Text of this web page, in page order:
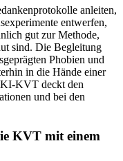
anleiten,
entwerfen,
gut zur Methode,
sind. Die Begleitung
Phobien und
in die Hände einer
KI-KVT deckt den
und bei den
KVT mit einem